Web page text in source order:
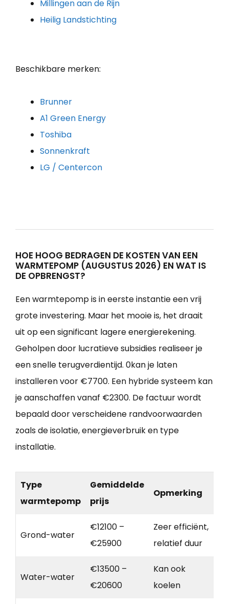
Millingen aan de Rijn
Heilig Landstichting
Beschikbare merken:
Brunner
A1 Green Energy
Toshiba
Sonnenkraft
LG / Centercon
HOE HOOG BEDRAGEN DE KOSTEN VAN EEN
WARMTEPOMP (AUGUSTUS 2026) EN WAT IS
DE OPBRENGST?
Een warmtepomp is in eerste instantie een vrij
grote investering. Maar het mooie is, het draait
uit op een significant lagere energierekening.
Geholpen door lucratieve subsidies realiseer je
een snelle terugverdientijd. 0kan je laten
installeren voor €7700. Een hybride systeem kan
je aanschaffen vanaf €2300. De factuur wordt
bepaald door verscheidene randvoorwaarden
zoals de isolatie, energieverbruik en type
installatie.
Type
warmtepomp
Gemiddelde
prijs
Opmerking
Grond-water
€12100 –
€25900
Zeer efficiënt,
relatief duur
Water-water
€13500 –
€20600
Kan ook
koelen